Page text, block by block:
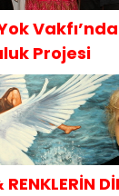
Projesi